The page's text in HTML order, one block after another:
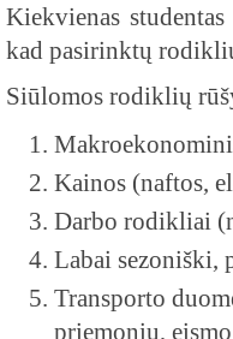
Kiekvienas
kad pasirinktų
Siūlomos rodiklių
Kainos (naftos,
Darbo rodikliai
Labai sezoniški,
Transporto
priemonių,